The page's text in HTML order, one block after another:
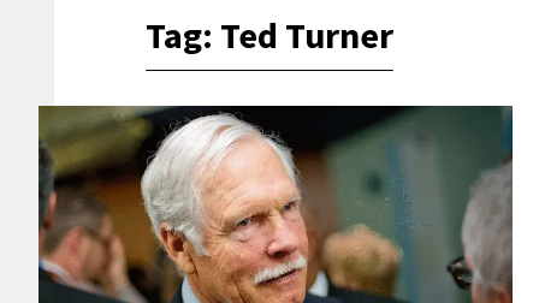
Tag: Ted Turner